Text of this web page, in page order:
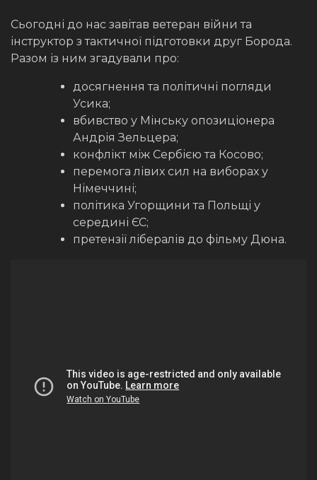
Сьогодні до нас завітав ветеран війни та
інструктор з тактичної підготовки друг Борода.
Разом із ним згадували про:
досягнення та політичні погляди
Усика;
вбивство у Мінську опозиціонера
Андрія Зельцера;
конфлікт між Сербією та Косово;
перемога лівих сил на виборах у
Німеччині;
політика Угорщини та Польщі у
середині ЄС;
претензії лібералів до фільму Дюна.